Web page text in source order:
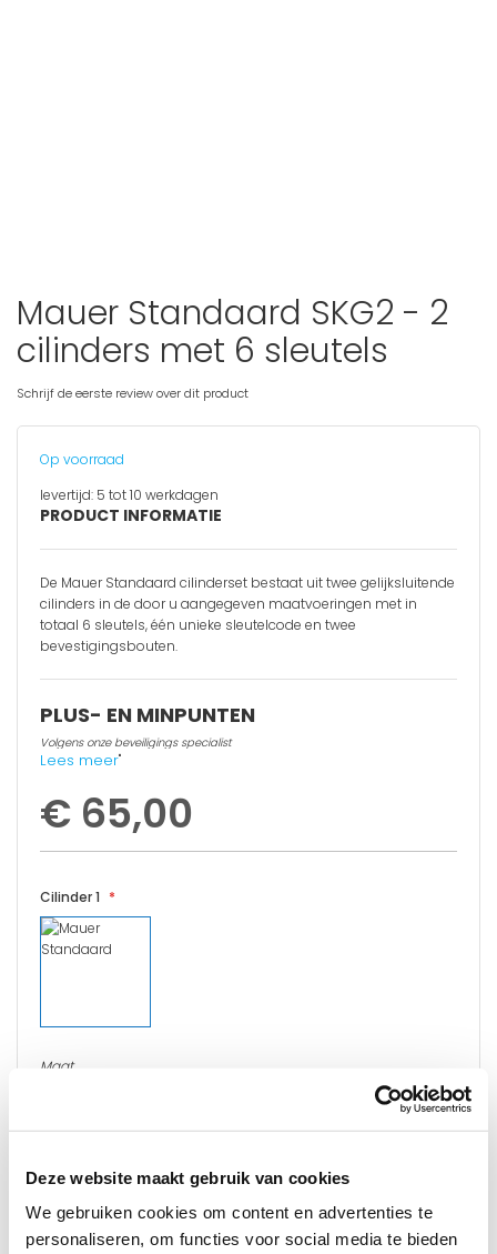
Deze website maakt gebruik van cookies
We gebruiken cookies om content en advertenties te
personaliseren, om functies voor social media te bieden
Mauer Standaard SKG2 - 2
cilinders met 6 sleutels
Schrijf de eerste review over dit product
Op voorraad
levertijd: 5 tot 10 werkdagen
PRODUCT INFORMATIE
De Mauer Standaard cilinderset bestaat uit twee gelijksluitende
cilinders in de door u aangegeven maatvoeringen met in
totaal 6 sleutels, één unieke sleutelcode en twee
bevestigingsbouten.
PLUS- EN MINPUNTEN
Volgens onze beveiligings specialist
Veel knopmodellen mogelijk
Geen sleutelcertificaat
Niet beveiligd tegen kerntrekken
middelste beveiligingsnorm voor cilinders. Daarbij voldoet de
Mauer Standaard cilinder aan het Politiekeurmerk Veilig Wonen
(PKVW). De Mauer Standaard cilinder is voorzien van een
boorbelemmering.
De Mauer Standaard cilinder is optioneel te voorzien van een
Hierdoor is het mogelijk de cilinder te bedienen als er aan de
andere zijde nog een sleutel in de cilinder zit.
Lees meer"
€ 65,00
Cilinder 1
Maat
Opties
Ga
naar
het
begin
van
afbeeldingen-
gallerij